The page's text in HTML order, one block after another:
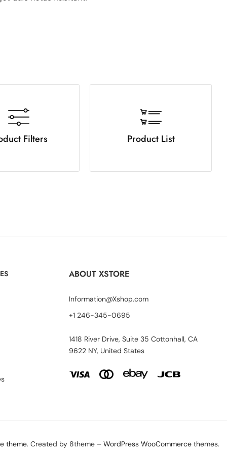
Filters Product List
ABOUT XSTORE
Information@Xshop.com
+1 246-345-0695
1418 River Drive, Suite 35 Cottonhall, CA
9622 NY, United States
theme. Created by 8theme – WordPress WooCommerce themes.